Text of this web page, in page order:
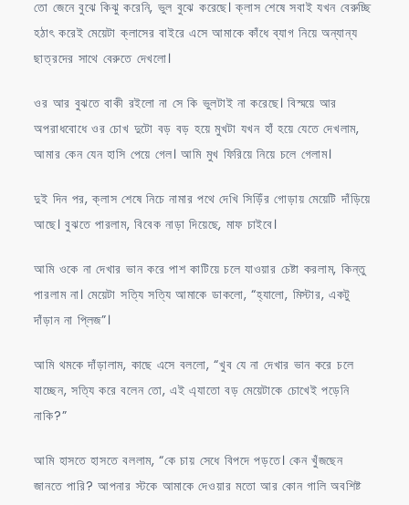
তো জেনে বুঝে কিঝু করেনি, ভুল বুঝে করেছে। ক্লাস শেষে সবাই যখন বেরুচ্ছি
হঠাৎ করেই মেয়েটা ক্লাসের বাইরে এসে আমাকে কাঁধে ব্যাগ নিয়ে অন্যান্য
ছাত্রদের সাথে বেরুতে দেখলো।
ওর আর বুঝতে বাকী রইলো না সে কি ভুলটাই না করেছে। বিস্ময়ে আর
অপরাধবোধে ওর চোখ দুটো বড় বড় হয়ে মুখটা যখন হাঁ হয়ে যেতে দেখলাম,
আমার কেন যেন হাসি পেয়ে গেল। আমি মুখ ফিরিয়ে নিয়ে চলে গেলাম।
দুই দিন পর, ক্লাস শেষে নিচে নামার পথে দেখি সিড়িঁর গোড়ায় মেয়েটি দাঁড়িয়ে
আছে। বুঝতে পারলাম, বিবেক নাড়া দিয়েছে, মাফ চাইবে।
আমি ওকে না দেখার ভান করে পাশ কাটিয়ে চলে যাওয়ার চেষ্টা করলাম, কিন্তু
পারলাম না। মেয়েটা সত্যি সত্যি আমাকে ডাকলো, “হ্যালো, মিস্টার, একটু
দাঁড়ান না প্লিজ”।
আমি থমকে দাঁড়ালাম, কাছে এসে বললো, “খুব যে না দেখার ভান করে চলে
যাচ্ছেন, সত্যি করে বলেন তো, এই এ্যাতো বড় মেয়েটাকে চোখেই পড়েনি
নাকি?”
আমি হাসতে হাসতে বললাম, “কে চায় সেধে বিপদে পড়তে। কেন খুঁজছেন
জানতে পারি? আপনার স্টকে আমাকে দেওয়ার মতো আর কোন গালি অবশিষ্ট